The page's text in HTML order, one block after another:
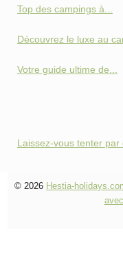
Top des campings à...
Découvrez le luxe au
Votre guide ultime de...
Laissez-vous tenter par
© 2026 Hestia-